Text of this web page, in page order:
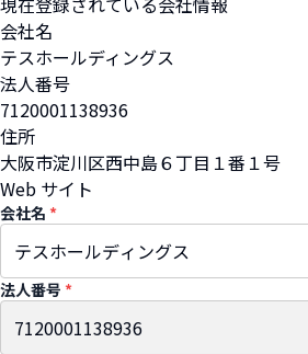
会社名
テスホールディングス
法人番号
7120001138936
住所
大阪市淀川区西中島６丁目１番１号
Web サイト
会社名 *
法人番号 *